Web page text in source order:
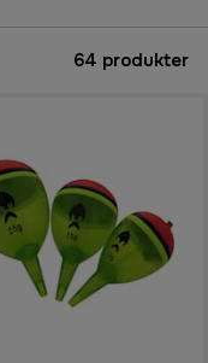
64 produkter